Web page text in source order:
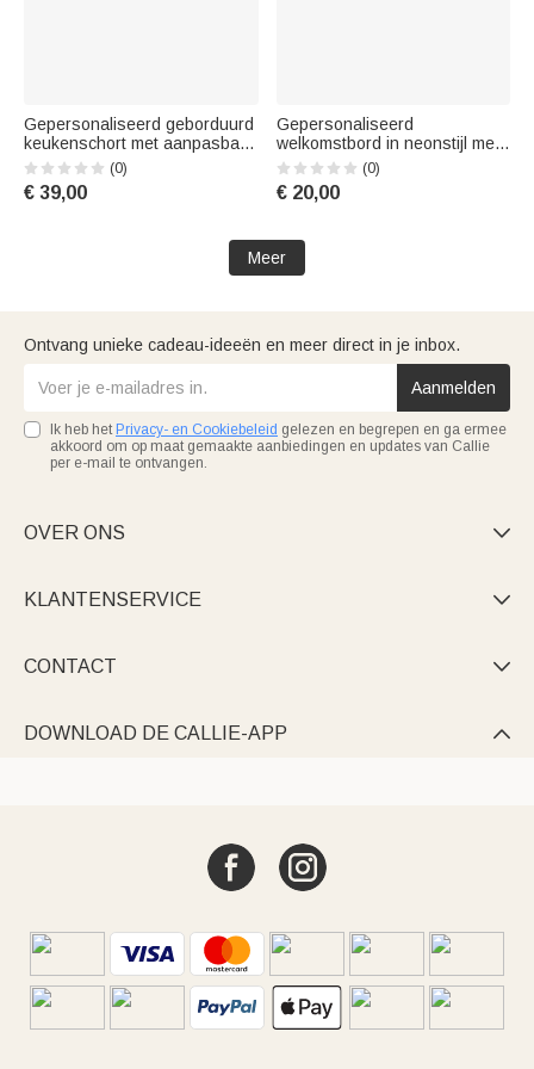
Gepersonaliseerd geborduurd
keukenschort met aanpasbaar
patroon en tekst – ideaal als
housewarming-, verjaardags-
of kerstcadeau voor haar:
(0)
€ 39,00
Gepersonaliseerd
welkomstbord in neonstijl met
cartoonkarakter voor bij het
zwembad, met naam,
decoratie voor het zwembad,
grootouders en familie
(0)
€ 20,00
Meer
Ontvang unieke cadeau-ideeën en meer direct in je inbox.
Aanmelden
Ik heb het Privacy- en Cookiebeleid gelezen en begrepen en ga ermee
akkoord om op maat gemaakte aanbiedingen en updates van Callie
per e-mail te ontvangen.
OVER ONS 
KLANTENSERVICE 
CONTACT 
DOWNLOAD DE CALLIE-APP 